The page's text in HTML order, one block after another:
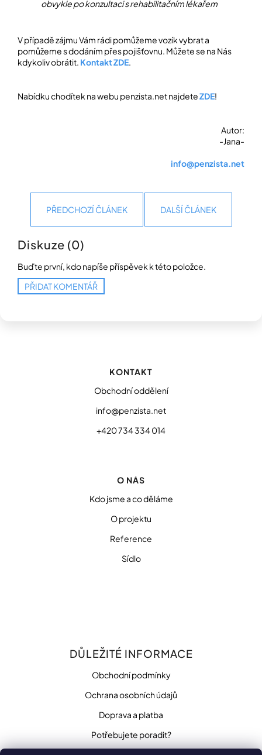
obvykle po konzultaci s rehabilitačním lékařem
V případě zájmu Vám rádi pomůžeme vozík vybrat a
pomůžeme s dodáním přes pojišťovnu. Můžete se na Nás
kdykoliv obrátit. Kontakt ZDE.
Nabídku chodítek na webu penzista.net najdeteZDE!
Autor:
-Jana-
info@penzista.net
PŘEDCHOZÍ ČLÁNEK DALŠÍ ČLÁNEK
Diskuze (0)
Buďte první, kdo napíše příspěvek k této položce.
PŘIDAT KOMENTÁŘ
KONTAKT
Obchodní oddělení
info@penzista.net
+420 734 334 014
O NÁS
Kdo jsme a co děláme
O projektu
Reference
Sídlo
DŮLEŽITÉ INFORMACE
Obchodní podmínky
Ochrana osobních údajů
Doprava a platba
Potřebujete poradit?